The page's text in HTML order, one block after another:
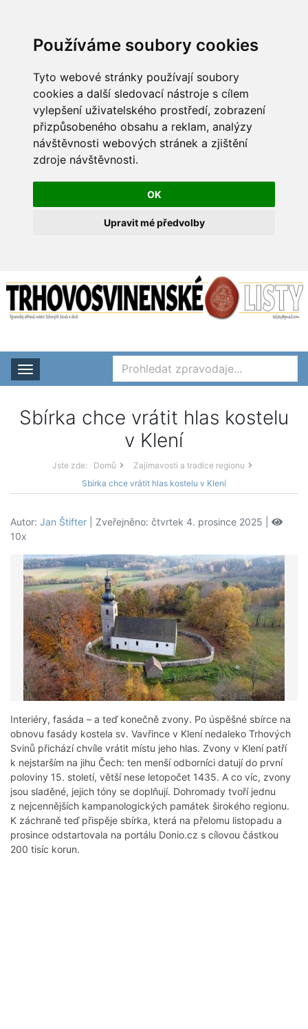
Používáme soubory cookies
Tyto webové stránky používají soubory
cookies a další sledovací nástroje s cílem
vylepšení uživatelského prostředí, zobrazení
přizpůsobeného obsahu a reklam, analýzy
návštěvnosti webových stránek a zjištění
zdroje návštěvnosti.
OK
Upravit mé předvolby
Rozbalit nabídku
Sbírka chce vrátit hlas kostelu
v Klení
Jste zde: Domů
Zajímavosti a tradice regionu
Sbírka chce vrátit hlas kostelu v Klení
Autor: Jan Štifter | Zveřejněno: čtvrtek 4. prosince 2025 |
10x
Interiéry, fasáda – a teď konečně zvony. Po úspěšné sbírce na
obnovu fasády kostela sv. Vavřince v Klení nedaleko Trhových
Svinů přichází chvíle vrátit místu jeho hlas. Zvony v Klení patří
k nejstarším na jihu Čech: ten menší odborníci datují do první
poloviny 15. století, větší nese letopočet 1435. A co víc, zvony
jsou sladěné, jejich tóny se doplňují. Dohromady tvoří jednu
z nejcennějších kampanologických památek širokého regionu.
K záchraně teď přispěje sbírka, která na přelomu listopadu a
prosince odstartovala na portálu Donio.cz s cílovou částkou
200 tisíc korun.